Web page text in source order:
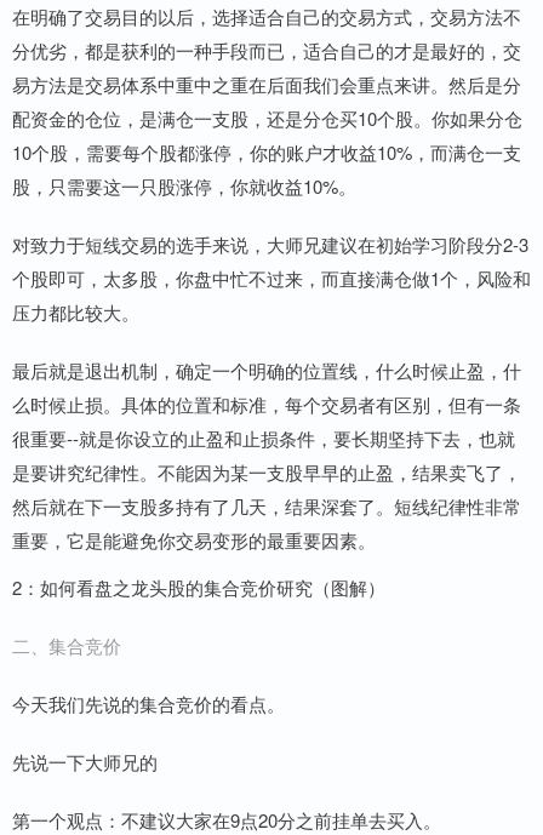
在明确了交易目的以后，选择适合自己的交易方式，交易方法不
分优劣，都是获利的一种手段而已，适合自己的才是最好的，交
易方法是交易体系中重中之重在后面我们会重点来讲。然后是分
配资金的仓位，是满仓一支股，还是分仓买10个股。你如果分仓
10个股，需要每个股都涨停，你的账户才收益10%，而满仓一支
股，只需要这一只股涨停，你就收益10%。
对致力于短线交易的选手来说，大师兄建议在初始学习阶段分2-3
个股即可，太多股，你盘中忙不过来，而直接满仓做1个，风险和
压力都比较大。
最后就是退出机制，确定一个明确的位置线，什么时候止盈，什
么时候止损。具体的位置和标准，每个交易者有区别，但有一条
很重要--就是你设立的止盈和止损条件，要长期坚持下去，也就
是要讲究纪律性。不能因为某一支股早早的止盈，结果卖飞了，
然后就在下一支股多持有了几天，结果深套了。短线纪律性非常
重要，它是能避免你交易变形的最重要因素。
2：如何看盘之龙头股的集合竞价研究（图解）
二、集合竞价
今天我们先说的集合竞价的看点。
先说一下大师兄的
第一个观点：不建议大家在9点20分之前挂单去买入。